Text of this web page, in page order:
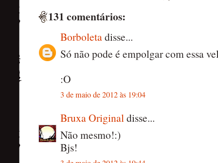
131 comentários:
Borboletadisse...
Só não pode é empolgar com essa
:O
3 de maio de 2012 às 19:04
Bruxa Originaldisse...
Não mesmo!:)
Bjs!